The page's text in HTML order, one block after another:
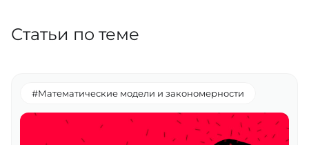
Статьи по теме
#Математические модели и закономерности